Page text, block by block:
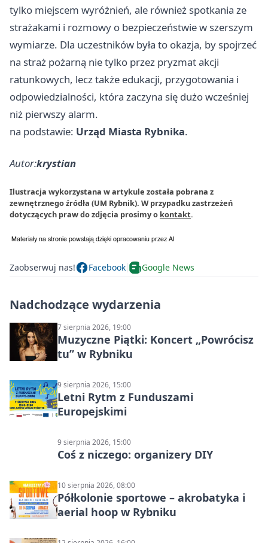
tylko miejscem wyróżnień, ale również spotkania ze
strażakami i rozmowy o bezpieczeństwie w szerszym
wymiarze. Dla uczestników była to okazja, by spojrzeć
na straż pożarną nie tylko przez pryzmat akcji
ratunkowych, lecz także edukacji, przygotowania i
odpowiedzialności, która zaczyna się dużo wcześniej
niż pierwszy alarm.
na podstawie: Urząd Miasta Rybnika.
Autor:krystian
Ilustracja wykorzystana w artykule została pobrana z
zewnętrznego źródła (UM Rybnik). W przypadku zastrzeżeń
dotyczących praw do zdjęcia prosimy o kontakt.
Zaobserwuj nas! Facebook Google News
Nadchodzące wydarzenia
7 sierpnia 2026, 19:00
Muzyczne Piątki: Koncert „Powrócisz
tu” w Rybniku
9 sierpnia 2026, 15:00
Letni Rytm z Funduszami
Europejskimi
9 sierpnia 2026, 15:00
Coś z niczego: organizery DIY
10 sierpnia 2026, 08:00
Półkolonie sportowe – akrobatyka i
aerial hoop w Rybniku